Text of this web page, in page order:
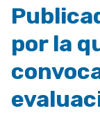
enlaces
ayuda
a
la
por la